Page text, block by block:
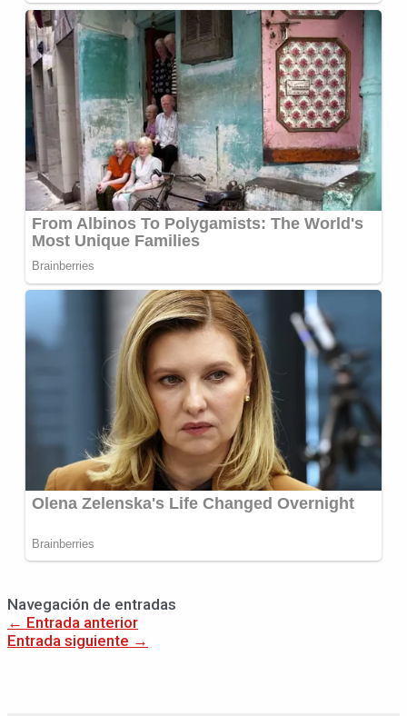
Navegación de entradas
← Entrada anterior
Entrada siguiente →